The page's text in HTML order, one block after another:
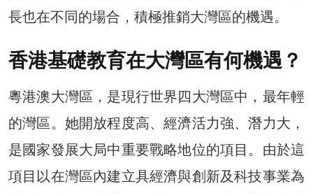
長也在不同的場合，積極推銷大灣區的機遇。
香港基礎教育在大灣區有何機遇？
粵港澳大灣區，是現行世界四大灣區中，最年輕
的灣區。她開放程度高、經濟活力強、潛力大，
是國家發展大局中重要戰略地位的項目。由於這
項目以在灣區內建立具經濟與創新及科技事業為